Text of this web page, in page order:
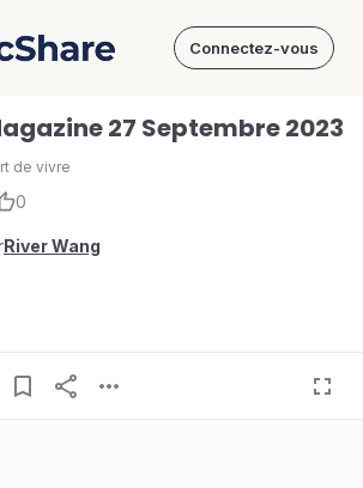
DocShare Connectez-vous
27 Septembre 2023
de vivre
0
River Wang